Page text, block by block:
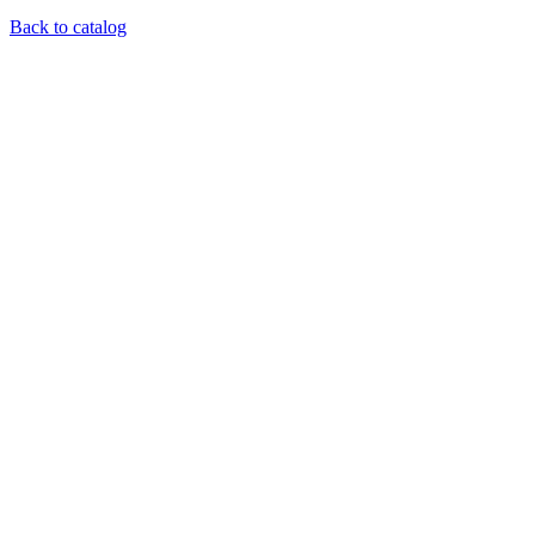
Back to catalog